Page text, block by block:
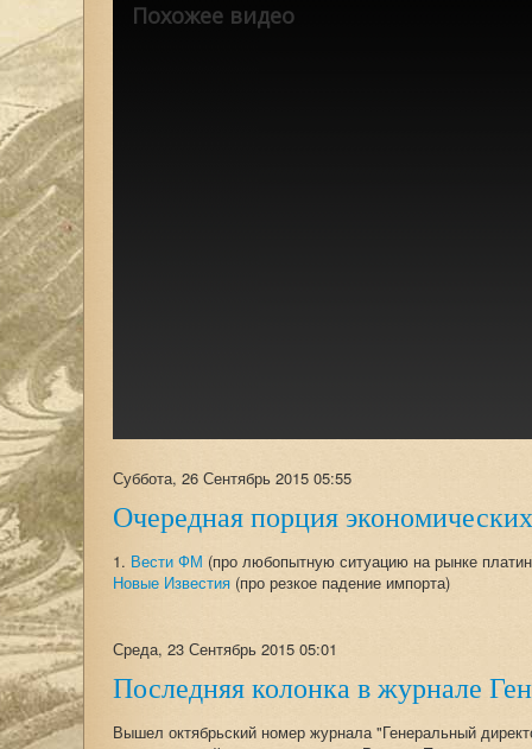
Похожее видео
Суббота, 26 Сентябрь 2015 05:55
Очередная порция
1. Вести ФМ (про любопытную ситуацию на рынке
Новые Известия (про резкое падение импорта)
Среда, 23 Сентябрь 2015 05:01
Последняя колонка в журнале
Вышел октябрьский номер журнала "Генеральный